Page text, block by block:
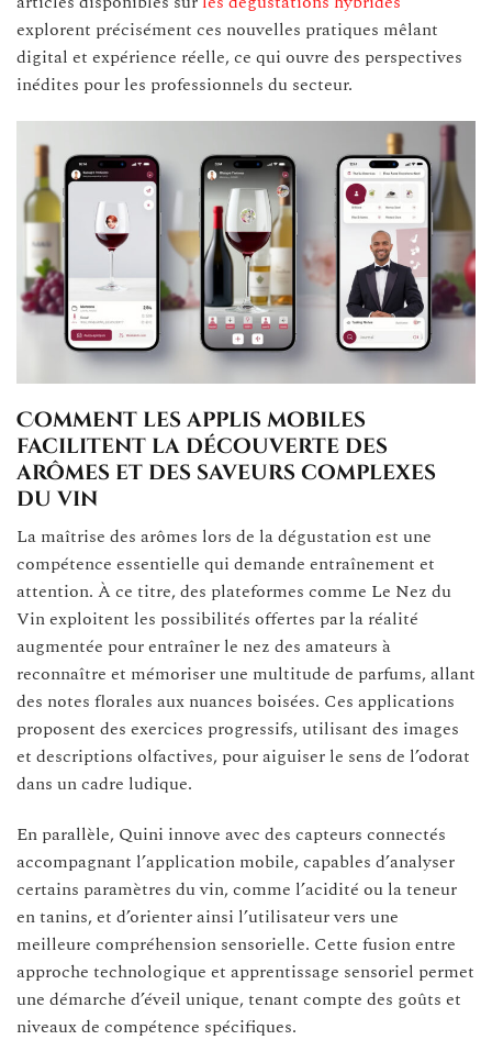
explorent précisément ces nouvelles pratiques mêlant
digital et expérience réelle, ce qui ouvre des perspectives
inédites pour les professionnels du secteur.
Comment les applis mobiles
facilitent la découverte des
arômes et des saveurs complexes
du vin
La maîtrise des arômes lors de la dégustation est une
compétence essentielle qui demande entraînement et
attention. À ce titre, des plateformes comme Le Nez du
Vin exploitent les possibilités offertes par la réalité
augmentée pour entraîner le nez des amateurs à
reconnaître et mémoriser une multitude de parfums, allant
des notes florales aux nuances boisées. Ces applications
proposent des exercices progressifs, utilisant des images
et descriptions olfactives, pour aiguiser le sens de l’odorat
dans un cadre ludique.
En parallèle, Quini innove avec des capteurs connectés
accompagnant l’application mobile, capables d’analyser
certains paramètres du vin, comme l’acidité ou la teneur
en tanins, et d’orienter ainsi l’utilisateur vers une
meilleure compréhension sensorielle. Cette fusion entre
approche technologique et apprentissage sensoriel permet
une démarche d’éveil unique, tenant compte des goûts et
niveaux de compétence spécifiques.